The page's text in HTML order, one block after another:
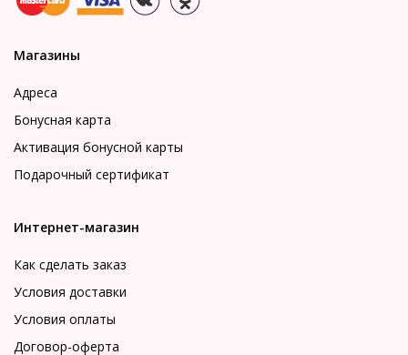
Магазины
Адреса
Бонусная карта
Активация бонусной карты
Подарочный сертификат
Интернет-магазин
Как сделать заказ
Условия доставки
Условия оплаты
Договор-оферта